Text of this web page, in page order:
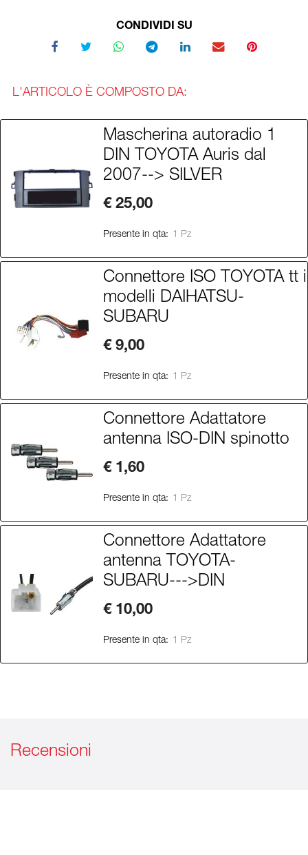
CONDIVIDI SU
L'ARTICOLO È COMPOSTO DA:
Mascherina autoradio 1
DIN TOYOTA Auris dal
2007--> SILVER
€ 25,00
Presente in qta: 1 Pz
Connettore ISO TOYOTA tt i
modelli DAIHATSU-
SUBARU
€ 9,00
Presente in qta: 1 Pz
Connettore Adattatore
antenna ISO-DIN spinotto
€ 1,60
Presente in qta: 1 Pz
Connettore Adattatore
antenna TOYOTA-
SUBARU--->DIN
€ 10,00
Presente in qta: 1 Pz
Recensioni